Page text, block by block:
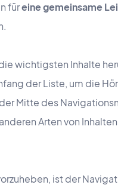
füreine gemeinsame
wichtigsten Inhalte
der Liste, um die
Mitte des
Arten von
ist der